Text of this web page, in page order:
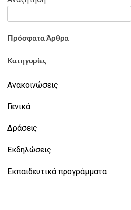
Πρόσφατα Άρθρα
Κατηγορίες
Ανακοινώσεις
Γενικά
Δράσεις
Εκδηλώσεις
Εκπαιδευτικά προγράμματα